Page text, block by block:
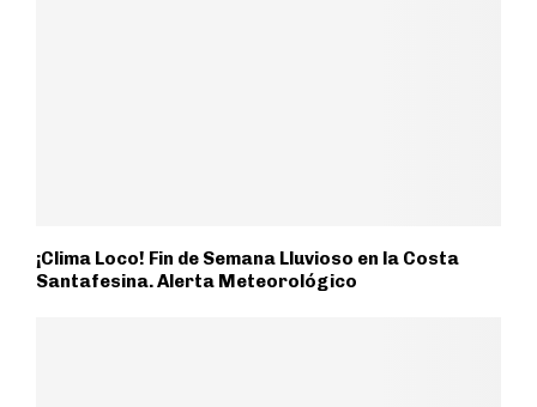
¡Clima Loco! Fin de Semana Lluvioso en la Costa
Santafesina. Alerta Meteorológico